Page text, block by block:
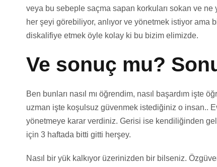
veya bu sebeple saçma sapan korkuları sokan ve ne
her şeyi görebiliyor, anlıyor ve yönetmek istiyor ama
diskalifiye etmek öyle kolay ki bu bizim elimizde.
Ve sonuç mu?
Ben bunları nasıl mı öğrendim, nasıl başardım işte
uzman işte koşulsuz güvenmek istediğiniz o insan..
yönetmeye karar verdiniz. Gerisi ise kendiliğinden
için 3 haftada bitti gitti herşey.
Nasıl bir yük kalkıyor üzerinizden bir bilseniz.